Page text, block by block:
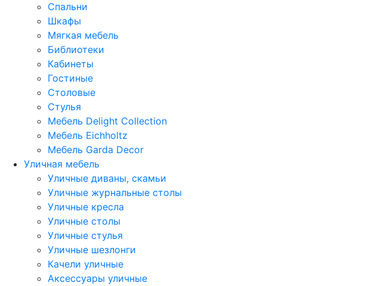
Спальни
Шкафы
Мягкая мебель
Библиотеки
Кабинеты
Гостиные
Столовые
Стулья
Мебель Delight Collection
Мебель Eichholtz
Мебель Garda Decor
Уличная мебель
Уличные диваны, скамьи
Уличные журнальные столы
Уличные кресла
Уличные столы
Уличные стулья
Уличные шезлонги
Качели уличные
Аксессуары уличные